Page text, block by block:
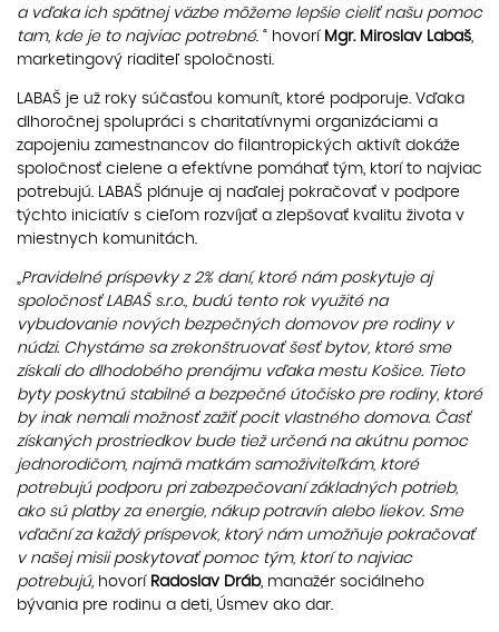
a vďaka ich spätnej väzbe môžeme lepšie cieliť našu pomoc
tam, kde je to najviac potrebné. “ hovorí Mgr. Miroslav Labaš,
marketingový riaditeľ spoločnosti.
LABAŠ je už roky súčasťou komunít, ktoré podporuje. Vďaka
dlhoročnej spolupráci s charitatívnymi organizáciami a
zapojeniu zamestnancov do filantropických aktivít dokáže
spoločnosť cielene a efektívne pomáhať tým, ktorí to najviac
potrebujú. LABAŠ plánuje aj naďalej pokračovať v podpore
týchto iniciatív s cieľom rozvíjať a zlepšovať kvalitu života v
miestnych komunitách.
„Pravidelné príspevky z 2% daní, ktoré nám poskytuje aj
spoločnosť LABAŠ s.r.o., budú tento rok využité na
vybudovanie nových bezpečných domovov pre rodiny v
núdzi. Chystáme sa zrekonštruovať šesť bytov, ktoré sme
získali do dlhodobého prenájmu vďaka mestu Košice. Tieto
byty poskytnú stabilné a bezpečné útočisko pre rodiny, ktoré
by inak nemali možnosť zažiť pocit vlastného domova. Časť
získaných prostriedkov bude tiež určená na akútnu pomoc
jednorodičom, najmä matkám samoživiteľkám, ktoré
potrebujú podporu pri zabezpečovaní základných potrieb,
ako sú platby za energie, nákup potravín alebo liekov. Sme
vďační za každý príspevok, ktorý nám umožňuje pokračovať
v našej misii poskytovať pomoc tým, ktorí to najviac
potrebujú, hovorí Radoslav Dráb, manažér sociálneho
bývania pre rodinu a deti, Úsmev ako dar.